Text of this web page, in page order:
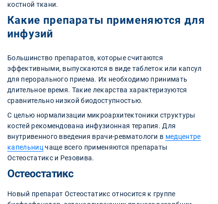
костной ткани.
Какие препараты применяются для
инфузий
Большинство препаратов, которые считаются
эффективными, выпускаются в виде таблеток или капсул
для перорального приема. Их необходимо принимать
длительное время. Такие лекарства характеризуются
сравнительно низкой биодоступностью.
С целью нормализации микроархитектоники структуры
костей рекомендована инфузионная терапия. Для
внутривенного введения врачи-ревматологи в медцентре
капельницчаще всего применяются препараты
Остеостатикс и Резовива.
Остеостатикс
Новый препарат Остеостатикс относится к группе